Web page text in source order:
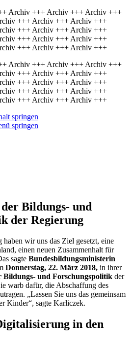
Archiv +++ Archiv +++ Archiv +++
+++ Archiv +++ Archiv +++
+++ Archiv +++ Archiv +++
+++ Archiv +++ Archiv +++
+++ Archiv +++ Archiv +++
Archiv +++ Archiv +++ Archiv +++
+++ Archiv +++ Archiv +++
+++ Archiv +++ Archiv +++
+++ Archiv +++ Archiv +++
+++ Archiv +++ Archiv +++
springen
springen
Bil­dungs- und
der Regierung
wir uns das Ziel gesetzt, eine
einen neuen Zusammenhalt für
sagte Bundesbildungsministerin
Donnerstag, 22. März 2018, in ihrer
Bildungs- und Forschungspolitik der
warb dafür, die Abschaffung des
„Lassen Sie uns das gemeinsam
Kinder“, sagte Karliczek.
in den